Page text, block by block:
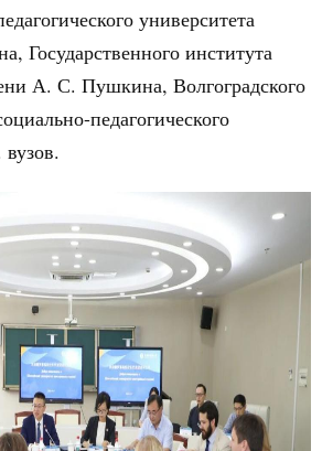
университета
Государственного института
А. С. Пушкина, Волгоградского
педагогического